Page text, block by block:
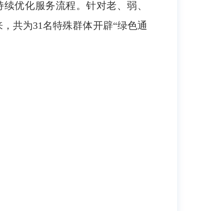
优化服务流程。针对老、弱、
共为31名特殊群体开辟“绿色通